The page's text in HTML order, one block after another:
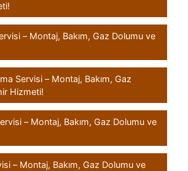
– Montaj, Bakım, Gaz Dolumu ve
Servisi – Montaj, Bakım, Gaz
Hizmeti!
– Montaj, Bakım, Gaz Dolumu ve
– Montaj, Bakım, Gaz Dolumu ve